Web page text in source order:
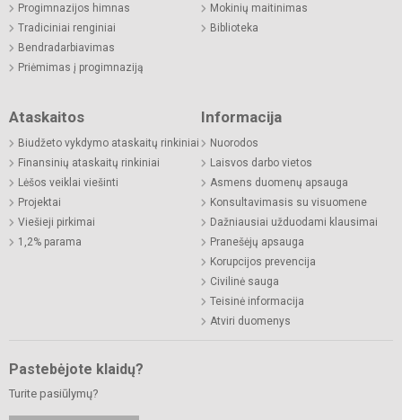
Progimnazijos himnas
Tradiciniai renginiai
Bendradarbiavimas
Priėmimas į progimnaziją
Mokinių maitinimas
Biblioteka
Ataskaitos
Biudžeto vykdymo ataskaitų rinkiniai
Finansinių ataskaitų rinkiniai
Lėšos veiklai viešinti
Projektai
Viešieji pirkimai
1,2% parama
Informacija
Nuorodos
Laisvos darbo vietos
Asmens duomenų apsauga
Konsultavimasis su visuomene
Dažniausiai užduodami klausimai
Pranešėjų apsauga
Korupcijos prevencija
Civilinė sauga
Teisinė informacija
Atviri duomenys
Pastebėjote klaidų?
Turite pasiūlymų?